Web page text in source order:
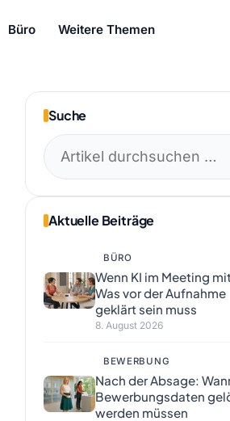
Büro Weitere Themen
Suche
Aktuelle Beiträge
BÜRO
Wenn KI im Meeting
Was vor der Aufnahme
geklärt sein muss
8. August 2026
BEWERBUNG
Nach der Absage:
Bewerbungsdaten
werden müssen